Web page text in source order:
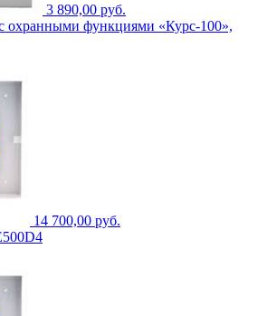
3 890,00 руб.
охранными функциями «Курс-100»,
14 700,00 руб.